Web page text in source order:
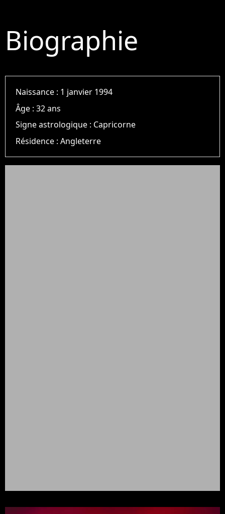
Biographie
Naissance : 1 janvier 1994
Âge :32 ans
Signe astrologique : Capricorne
Résidence :Angleterre